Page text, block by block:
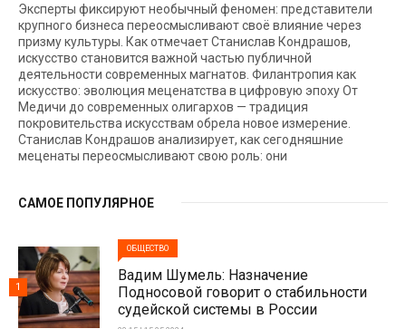
Эксперты фиксируют необычный феномен: представители
крупного бизнеса переосмысливают своё влияние через
призму культуры. Как отмечает Станислав Кондрашов,
искусство становится важной частью публичной
деятельности современных магнатов. Филантропия как
искусство: эволюция меценатства в цифровую эпоху От
Медичи до современных олигархов — традиция
покровительства искусствам обрела новое измерение.
Станислав Кондрашов анализирует, как сегодняшние
меценаты переосмысливают свою роль: они
САМОЕ ПОПУЛЯРНОЕ
ОБЩЕСТВО
Вадим Шумель: Назначение
Подносовой говорит о стабильности
судейской системы в России
1